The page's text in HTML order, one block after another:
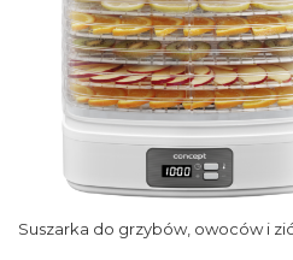
Suszarka do grzybów, owoców i